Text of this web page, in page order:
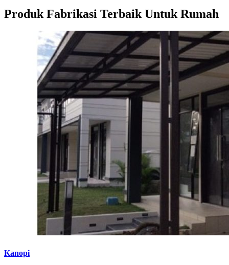
Produk Fabrikasi Terbaik Untuk Rumah
Kanopi